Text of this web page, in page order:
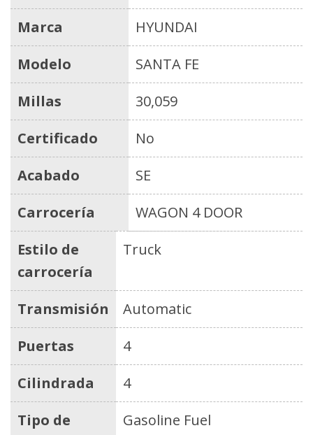
Marca
HYUNDAI
Modelo
SANTA FE
Millas
30,059
Certificado
No
Acabado
SE
Carrocería
WAGON 4 DOOR
Estilo de
carrocería
Truck
Transmisión
Automatic
Puertas
4
Cilindrada
4
Tipo de
Gasoline Fuel